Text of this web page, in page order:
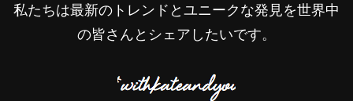
私たちは最新のトレンドとユニークな発見を世界中
の皆さんとシェアしたいです。